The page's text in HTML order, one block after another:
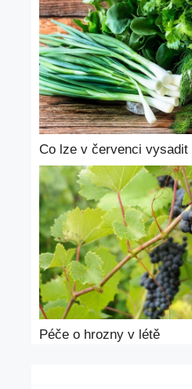
Co lze v červenci vysadit
Péče o hrozny v létě